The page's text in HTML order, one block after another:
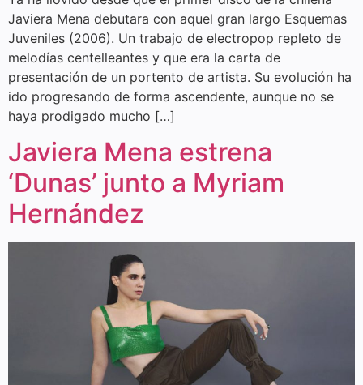
Javiera Mena debutara con aquel gran largo Esquemas
Juveniles (2006). Un trabajo de electropop repleto de
melodías centelleantes y que era la carta de
presentación de un portento de artista. Su evolución ha
ido progresando de forma ascendente, aunque no se
haya prodigado mucho […]
Javiera Mena estrena
‘Dunas’ junto a Myriam
Hernández